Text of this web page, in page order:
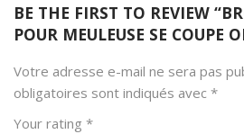
BE THE FIRST TO REVIEW
POUR MEULEUSE SE COUPE
Votre adresse e-mail ne sera pas
obligatoires sont indiqués avec *
Your rating *